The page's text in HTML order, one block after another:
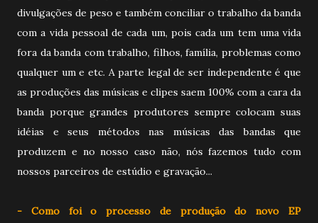
divulgações de peso e também conciliar o trabalho da banda
com a vida pessoal de cada um, pois cada um tem uma vida
fora da banda com trabalho, filhos, família, problemas como
qualquer um e etc. A parte legal de ser independente é que
as produções das músicas e clipes saem 100% com a cara da
banda porque grandes produtores sempre colocam suas
idéias e seus métodos nas músicas das bandas que
produzem e no nosso caso não, nós fazemos tudo com
nossos parceiros de estúdio e gravação...
- Como foi o processo de produção do novo EP